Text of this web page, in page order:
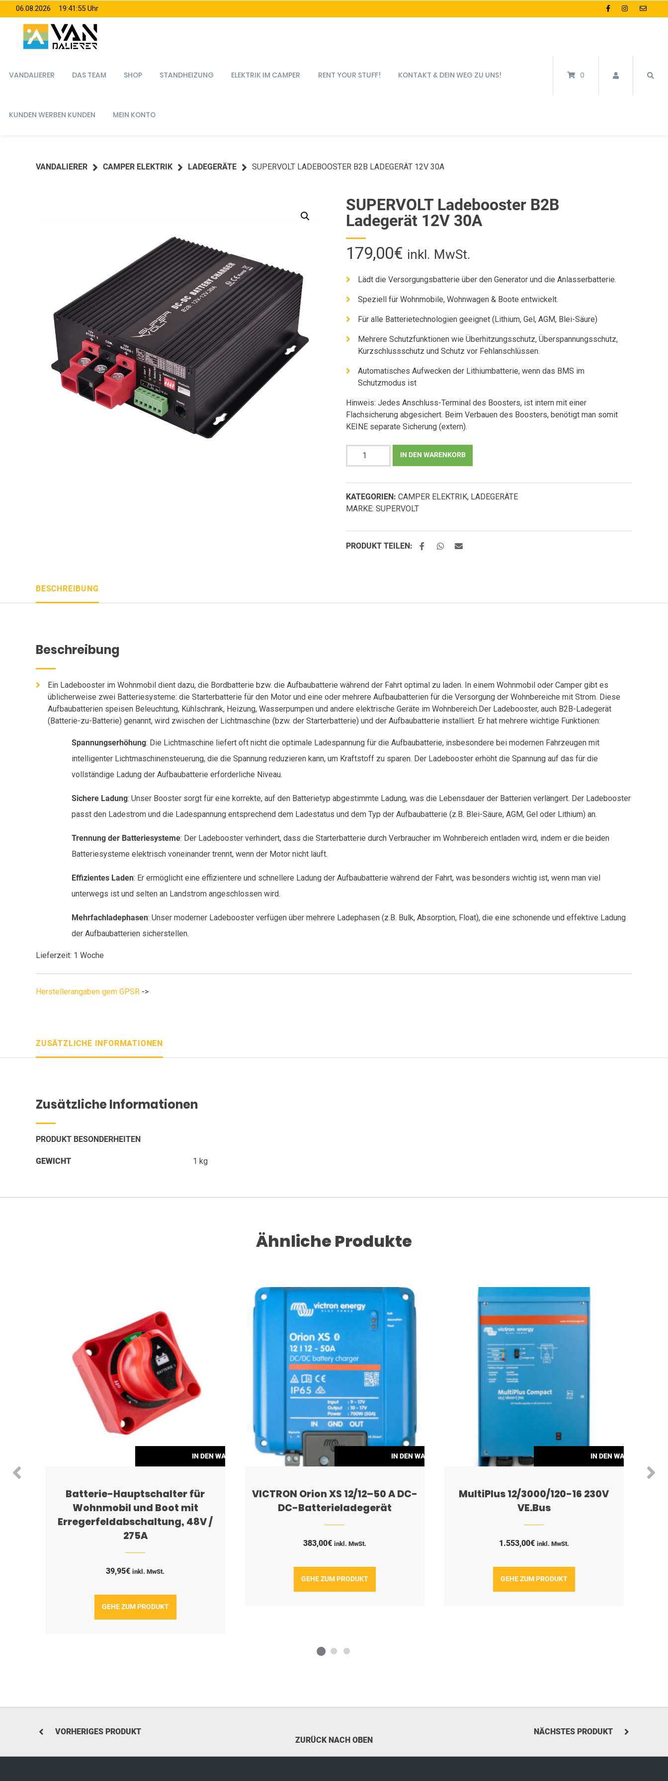
Springe
zum
06.08.2026 19:41:57 Uhr
VANDALIERER DAS TEAM SHOP STANDHEIZUNG ELEKTRIK IM CAMPER RENT YOUR STUFF! KONTAKT & DEIN WEG ZU UNS!
KUNDEN WERBEN KUNDEN MEIN KONTO
0
VANDALIERER CAMPER ELEKTRIK LADEGERÄTE SUPERVOLT LADEBOOSTER B2B LADEGERÄT 12V 30A
SUPERVOLT Ladebooster B2B
Ladegerät 12V 30A
179,00€ inkl. MwSt.
Lädt die Versorgungsbatterie über den Generator und die Anlasserbatterie.
Speziell für Wohnmobile, Wohnwagen & Boote entwickelt.
Für alle Batterietechnologien geeignet (Lithium, Gel, AGM, Blei-Säure)
Mehrere Schutzfunktionen wie Überhitzungsschutz, Überspannungsschutz,
Kurzschlussschutz und Schutz vor Fehlanschlüssen.
Automatisches Aufwecken der Lithiumbatterie, wenn das BMS im
Schutzmodus ist
Hinweis: Jedes Anschluss-Terminal des Boosters, ist intern mit einer
Flachsicherung abgesichert. Beim Verbauen des Boosters, benötigt man somit
KEINE separate Sicherung (extern).
Ladegerät
12V
30A
IN DEN WARENKORB
KATEGORIEN: CAMPER ELEKTRIK, LADEGERÄTE
MARKE: SUPERVOLT
PRODUKT TEILEN:
BESCHREIBUNG
Beschreibung
Ein Ladebooster im Wohnmobil dient dazu, die Bordbatterie bzw. die Aufbaubatterie während der Fahrt optimal zu laden. In einem Wohnmobil oder Camper gibt es
üblicherweise zwei Batteriesysteme: die Starterbatterie für den Motor und eine oder mehrere Aufbaubatterien für die Versorgung der Wohnbereiche mit Strom. Diese
Aufbaubatterien speisen Beleuchtung, Kühlschrank, Heizung, Wasserpumpen und andere elektrische Geräte im Wohnbereich.Der Ladebooster, auch B2B-Ladegerät
(Batterie-zu-Batterie) genannt, wird zwischen der Lichtmaschine (bzw. der Starterbatterie) und der Aufbaubatterie installiert. Er hat mehrere wichtige Funktionen:
Spannungserhöhung: Die Lichtmaschine liefert oft nicht die optimale Ladespannung für die Aufbaubatterie, insbesondere bei modernen Fahrzeugen mit
intelligenter Lichtmaschinensteuerung, die die Spannung reduzieren kann, um Kraftstoff zu sparen. Der Ladebooster erhöht die Spannung auf das für die
vollständige Ladung der Aufbaubatterie erforderliche Niveau.
Sichere Ladung: Unser Booster sorgt für eine korrekte, auf den Batterietyp abgestimmte Ladung, was die Lebensdauer der Batterien verlängert. Der Ladebooster
passt den Ladestrom und die Ladespannung entsprechend dem Ladestatus und dem Typ der Aufbaubatterie (z.B. Blei-Säure, AGM, Gel oder Lithium) an.
Trennung der Batteriesysteme: Der Ladebooster verhindert, dass die Starterbatterie durch Verbraucher im Wohnbereich entladen wird, indem er die beiden
Batteriesysteme elektrisch voneinander trennt, wenn der Motor nicht läuft.
Effizientes Laden: Er ermöglicht eine effizientere und schnellere Ladung der Aufbaubatterie während der Fahrt, was besonders wichtig ist, wenn man viel
unterwegs ist und selten an Landstrom angeschlossen wird.
Mehrfachladephasen: Unser moderner Ladebooster verfügen über mehrere Ladephasen (z.B. Bulk, Absorption, Float), die eine schonende und effektive Ladung
der Aufbaubatterien sicherstellen.
Lieferzeit: 1 Woche
Herstellerangaben gem GPSR ->
ZUSÄTZLICHE INFORMATIONEN
Zusätzliche Informationen
PRODUKT BESONDERHEITEN
GEWICHT 1 kg
Ähnliche Produkte
IN DEN WARENKORB
Batterie-Hauptschalter für
Wohnmobil und Boot mit
Erregerfeldabschaltung, 48V /
275A
39,95€ inkl. MwSt.
GEHE ZUM PRODUKT
IN DEN WARENKORB
VICTRON Orion XS 12/12–50 A DC-
DC-Batterieladegerät
383,00€ inkl. MwSt.
GEHE ZUM PRODUKT
IN DEN WARENKORB
MultiPlus 12/3000/120-16 230V
VE.Bus
1.553,00€ inkl. MwSt.
GEHE ZUM PRODUKT
VORHERIGES PRODUKT
NÄCHSTES PRODUKT
ZURÜCK NACH OBEN